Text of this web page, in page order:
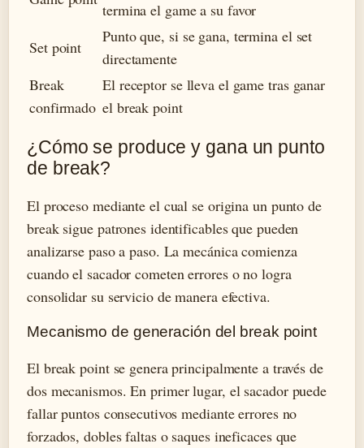
termina el game a su favor
Set point
Punto que, si se gana, termina el set
directamente
Break
confirmado
El receptor se lleva el game tras ganar
el break point
¿Cómo se produce y gana un punto
de break?
El proceso mediante el cual se origina un punto de
break sigue patrones identificables que pueden
analizarse paso a paso. La mecánica comienza
cuando el sacador cometen errores o no logra
consolidar su servicio de manera efectiva.
Mecanismo de generación del break point
El break point se genera principalmente a través de
dos mecanismos. En primer lugar, el sacador puede
fallar puntos consecutivos mediante errores no
forzados, dobles faltas o saques ineficaces que